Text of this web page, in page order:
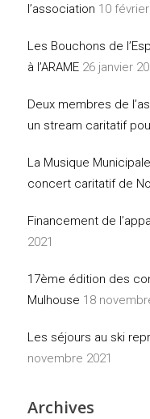
l’association 10
Les Bouchons de
à l’ARAME 26 janvier
Deux membres de
un stream caritatif pour
La Musique
concert caritatif de
Financement de
2021
17ème édition des
Mulhouse 18
Les séjours au ski
novembre 2021
Archives